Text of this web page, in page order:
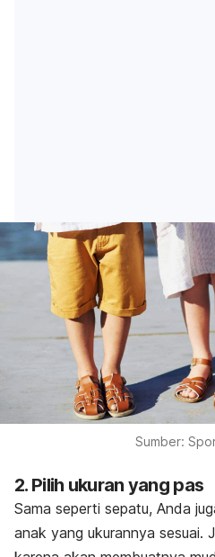
Sumber:
2. Pilih ukuran yang pas
Sama seperti sepatu, Anda
anak yang ukurannya sesuai.